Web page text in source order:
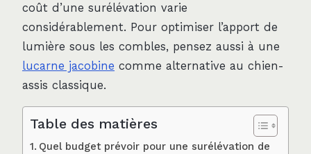
coût d’une surélévation varie
considérablement. Pour optimiser l’apport de
lumière sous les combles, pensez aussi à une
lucarne jacobine comme alternative au chien-
assis classique.
Table des matières
Quel budget prévoir pour une surélévation de